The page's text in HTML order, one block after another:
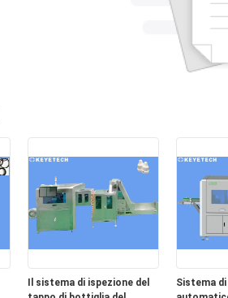
Il sistema di ispezione del
Sistema